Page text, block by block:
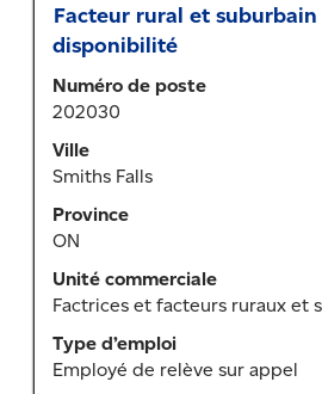
Titre
Facteur rural et
disponibilité
Numéro de poste
202030
Ville
Smiths Falls
Province
ON
Unité commerciale
Factrices et facteurs ruraux et
Type d’emploi
Employé de relève sur appel
Sélectionner
au
moyen
de
la
barre
d’espacement
afficher
tout
le
contenu
renseignements
sur